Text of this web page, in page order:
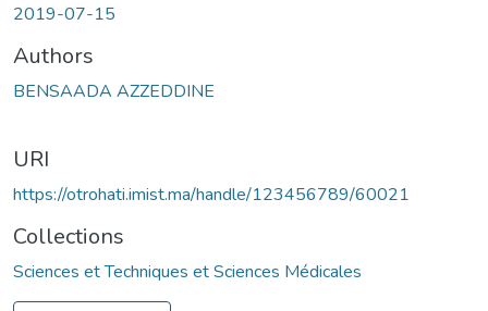
2019-07-15
Authors
BENSAADA AZZEDDINE
URI
https://otrohati.imist.ma/handle/123456789/60021
Collections
Sciences et Techniques et Sciences Médicales